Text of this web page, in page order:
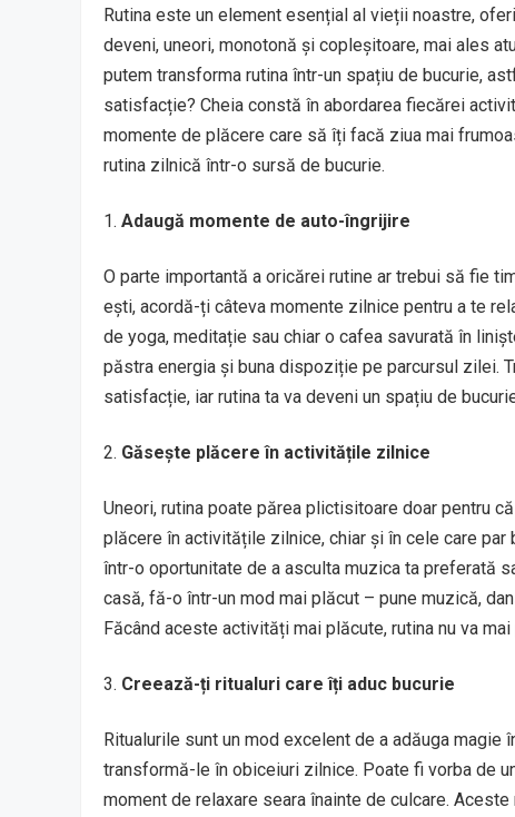
Rutina este un element esențial al vieții noastre,
deveni, uneori, monotonă și copleșitoare, mai ales
putem transforma rutina într-un spațiu de bucurie,
satisfacție? Cheia constă în abordarea fiecărei
momente de plăcere care să îți facă ziua mai
rutina zilnică într-o sursă de bucurie.
Adaugă momente de auto-îngrijire
O parte importantă a oricărei rutine ar trebui să fie
ești, acordă-ți câteva momente zilnice pentru a te
de yoga, meditație sau chiar o cafea savurată în
păstra energia și buna dispoziție pe parcursul zilei.
satisfacție, iar rutina ta va deveni un spațiu de
Găsește plăcere în activitățile zilnice
Uneori, rutina poate părea plictisitoare doar pentru
plăcere în activitățile zilnice, chiar și în cele care
într-o oportunitate de a asculta muzica ta preferată
casă, fă-o într-un mod mai plăcut – pune muzică,
Făcând aceste activități mai plăcute, rutina nu va
Creează-ți ritualuri care îți aduc bucurie
Ritualurile sunt un mod excelent de a adăuga
transformă-le în obiceiuri zilnice. Poate fi vorba de
moment de relaxare seara înainte de culcare.